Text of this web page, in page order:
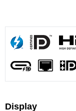
Display